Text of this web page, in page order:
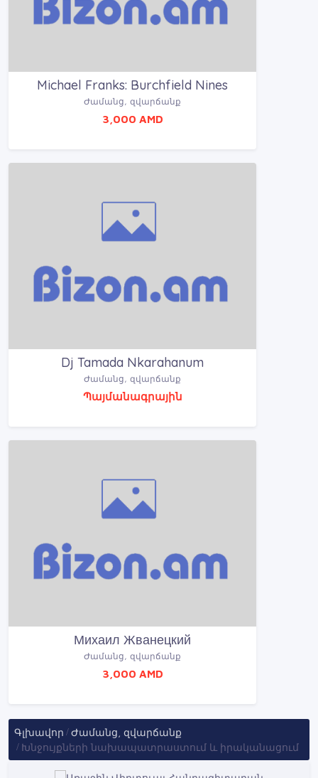
Michael Franks: Burchfield Nines
Ժամանց, զվարճանք
3,000 AMD
Dj Tamada Nkarahanum
Ժամանց, զվարճանք
Պայմանագրային
Михаил Жванецкий
Ժամանց, զվարճանք
3,000 AMD
Գլխավոր
Ժամանց, զվարճանք
Խնջույքների նախապատրաստում և իրականացում